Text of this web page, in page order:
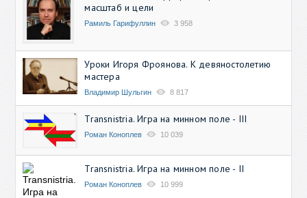
масштаб и цели
Рамиль Гарифуллин 3 958
Уроки Игоря Фроянова. К девяностолетию
мастера
Владимир Шульгин 8 817
Transnistria. Игра на минном поле - III
Роман Коноплев 10 039
Transnistria. Игра на минном поле - II
Роман Коноплев 10 999